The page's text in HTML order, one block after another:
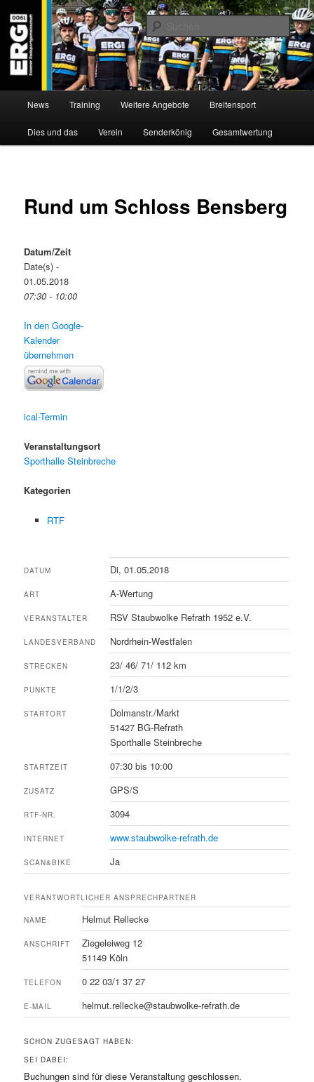
Inhalt
wechseln
ERG 1900 e.V
Willkommen bei der Essener Radsportgemeinschaft
News Training Weitere Angebote Breitensport
Dies und das Verein Senderkönig Gesamtwertung
Rund um Schloss Bensberg
Datum/Zeit
Date(s) -
01.05.2018
07:30 - 10:00
In den Google-
Kalender
übernehmen
ical-Termin
Veranstaltungsort
Sporthalle Steinbreche
Kategorien
RTF
DATUM Di, 01.05.2018
ART A-Wertung
VERANSTALTER RSV Staubwolke Refrath 1952 e.V.
LANDESVERBAND Nordrhein-Westfalen
STRECKEN 23/ 46/ 71/ 112 km
PUNKTE 1/1/2/3
STARTORT
Dolmanstr./Markt
51427 BG-Refrath
Sporthalle Steinbreche
STARTZEIT 07:30 bis 10:00
ZUSATZ GPS/S
RTF-NR. 3094
INTERNET www.staubwolke-refrath.de
SCAN&BIKE Ja
VERANTWORTLICHER ANSPRECHPARTNER
NAME Helmut Rellecke
ANSCHRIFT
Ziegeleiweg 12
51149 Köln
TELEFON 0 22 03/1 37 27
E-MAIL helmut.rellecke@staubwolke-refrath.de
SCHON ZUGESAGT HABEN:
SEI DABEI:
Buchungen sind für diese Veranstaltung geschlossen.